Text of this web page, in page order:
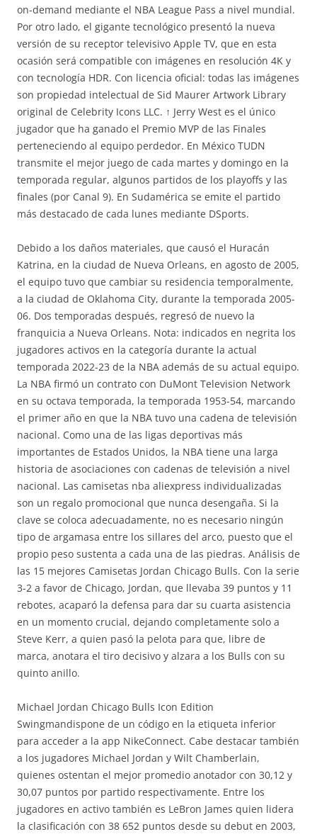
on-demand mediante el NBA League Pass a nivel mundial.
Por otro lado, el gigante tecnológico presentó la nueva
versión de su receptor televisivo Apple TV, que en esta
ocasión será compatible con imágenes en resolución 4K y
con tecnología HDR. Con licencia oficial: todas las imágenes
son propiedad intelectual de Sid Maurer Artwork Library
original de Celebrity Icons LLC. ↑ Jerry West es el único
jugador que ha ganado el Premio MVP de las Finales
perteneciendo al equipo perdedor. En México TUDN
transmite el mejor juego de cada martes y domingo en la
temporada regular, algunos partidos de los playoffs y las
finales (por Canal 9). En Sudamérica se emite el partido
más destacado de cada lunes mediante DSports.
Debido a los daños materiales, que causó el Huracán
Katrina, en la ciudad de Nueva Orleans, en agosto de 2005,
el equipo tuvo que cambiar su residencia temporalmente,
a la ciudad de Oklahoma City, durante la temporada 2005-
06. Dos temporadas después, regresó de nuevo la
franquicia a Nueva Orleans. Nota: indicados en negrita los
jugadores activos en la categoría durante la actual
temporada 2022-23 de la NBA además de su actual equipo.
La NBA firmó un contrato con DuMont Television Network
en su octava temporada, la temporada 1953-54, marcando
el primer año en que la NBA tuvo una cadena de televisión
nacional. Como una de las ligas deportivas más
importantes de Estados Unidos, la NBA tiene una larga
historia de asociaciones con cadenas de televisión a nivel
nacional. Las camisetas nba aliexpress individualizadas
son un regalo promocional que nunca desengaña. Si la
clave se coloca adecuadamente, no es necesario ningún
tipo de argamasa entre los sillares del arco, puesto que el
propio peso sustenta a cada una de las piedras. Análisis de
las 15 mejores Camisetas Jordan Chicago Bulls. Con la serie
3-2 a favor de Chicago, Jordan, que llevaba 39 puntos y 11
rebotes, acaparó la defensa para dar su cuarta asistencia
en un momento crucial, dejando completamente solo a
Steve Kerr, a quien pasó la pelota para que, libre de
marca, anotara el tiro decisivo y alzara a los Bulls con su
quinto anillo.
Michael Jordan Chicago Bulls Icon Edition
Swingmandispone de un código en la etiqueta inferior
para acceder a la app NikeConnect. Cabe destacar también
a los jugadores Michael Jordan y Wilt Chamberlain,
quienes ostentan el mejor promedio anotador con 30,12 y
30,07 puntos por partido respectivamente. Entre los
jugadores en activo también es LeBron James quien lidera
la clasificación con 38 652 puntos desde su debut en 2003,